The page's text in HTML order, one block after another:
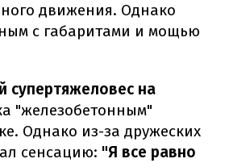
движения. Однако
с габаритами и мощью
супертяжеловес на
"железобетонным"
Однако из-за дружеских
сенсацию: "Я все равно